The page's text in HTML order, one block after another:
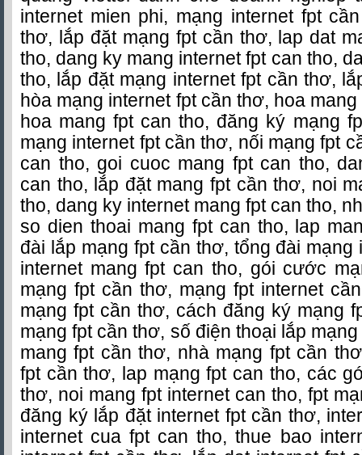
internet mien phi, mạng internet fpt
thơ, lắp đặt mạng fpt cần thơ, lap dat
tho, dang ky mang internet fpt can tho,
tho, lắp đặt mạng internet fpt cần thơ,
hòa mạng internet fpt cần thơ, hoa
hoa mang fpt can tho, đăng ký mạng
mạng internet fpt cần thơ, nối mạng fpt
can tho, goi cuoc mang fpt can tho,
can tho, lắp đặt mang fpt cần thơ, noi
tho, dang ky internet mang fpt can tho,
so dien thoai mang fpt can tho, lap
đài lắp mạng fpt cần thơ, tổng đài mạng
internet mang fpt can tho, gói cước
mạng fpt cần thơ, mạng fpt internet
mạng fpt cần thơ, cách đăng ký mạng
mạng fpt cần thơ, số điện thoại lắp
mang fpt cần thơ, nhà mạng fpt cần
fpt cần thơ, lap mạng fpt can tho, các
thơ, noi mang fpt internet can tho, fpt
đăng ký lắp đặt internet fpt cần thơ,
internet cua fpt can tho, thue bao